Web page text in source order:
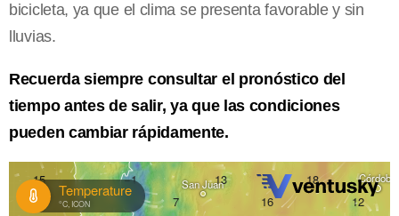
bicicleta, ya que el clima se presenta favorable y sin
lluvias.
Recuerda siempre consultar el pronóstico del
tiempo antes de salir, ya que las condiciones
pueden cambiar rápidamente.